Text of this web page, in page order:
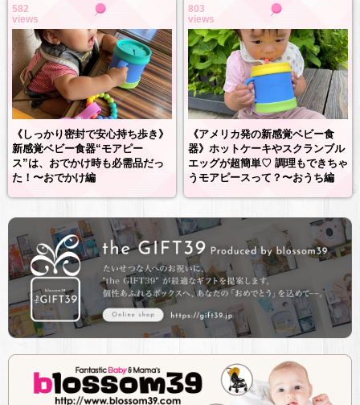
582
views
《しっかり密封で安心持ち歩き》
新感覚ベビー食器“モアピー
ス”は、おでかけ時も必需品だっ
た！〜おでかけ編
803
views
《アメリカ発の新感覚ベビー食
器》ホットケーキやスクランブル
エッグが超簡単♡ 調理もできちゃ
うモアピースって？〜おうち編